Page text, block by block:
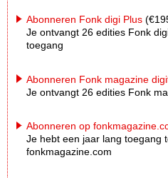
Abonneren Fonk digi Plus
Je ontvangt 26 edities Fonk
toegang
Abonneren Fonk magazine
Je ontvangt 26 edities Fonk
Abonneren op
Je hebt een jaar lang toegang
fonkmagazine.com